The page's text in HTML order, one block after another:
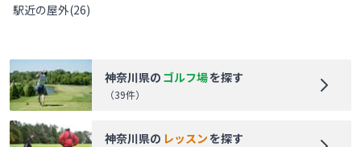
駅近の屋外(26)
神奈川県の ゴルフ場を探す
（39件）
神奈川県の レッスンを探す